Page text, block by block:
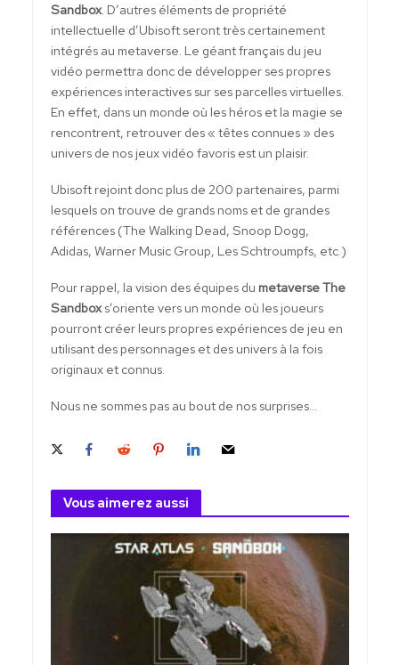
Sandbox. D’autres éléments de propriété
intellectuelle d’Ubisoft seront très certainement
intégrés au metaverse. Le géant français du jeu
vidéo permettra donc de développer ses propres
expériences interactives sur ses parcelles virtuelles.
En effet, dans un monde où les héros et la magie se
rencontrent, retrouver des « têtes connues » des
univers de nos jeux vidéo favoris est un plaisir.
Ubisoft rejoint donc plus de 200 partenaires, parmi
lesquels on trouve de grands noms et de grandes
références (The Walking Dead, Snoop Dogg,
Adidas, Warner Music Group, Les Schtroumpfs, etc.)
Pour rappel, la vision des équipes du metaverse The
Sandboxs’oriente vers un monde où les joueurs
pourront créer leurs propres expériences de jeu en
utilisant des personnages et des univers à la fois
originaux et connus.
Nous ne sommes pas au bout de nos surprises…
Vous aimerez aussi